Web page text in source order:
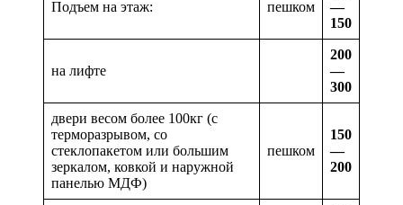
Подъем на этаж: пешком
—
150
на лифте
200
—
300
двери весом более 100кг (с
терморазрывом, со
стеклопакетом или большим
зеркалом, ковкой и наружной
панелью МДФ)
пешком
150
—
200